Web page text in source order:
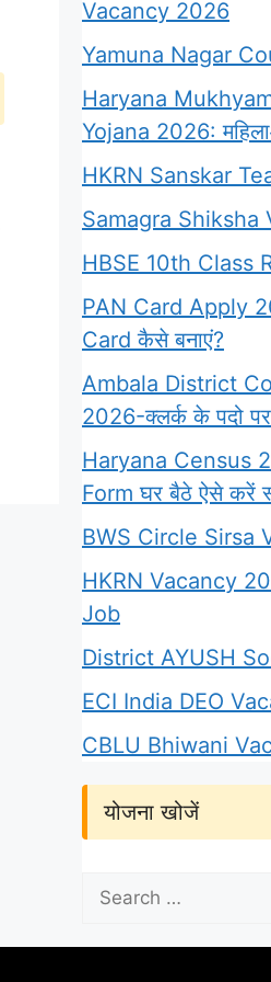
Vacancy 2026
Yamuna Nagar
Haryana
Yojana 2026:
HKRN Sanskar
Samagra
HBSE 10th Class
PAN Card Apply
Card कैसे बनाएं?
Ambala District
2026-क्लर्क के पदो पर
Haryana Census
Form घर बैठे ऐसे करें
BWS Circle Sirsa
HKRN Vacancy
Job
District AYUSH
ECI India DEO
CBLU Bhiwani
योजना खोजें
Search
for: